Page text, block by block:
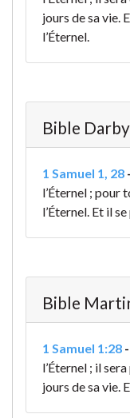
jours de sa vie.
l’Éternel.
Bible Darby
1 Samuel 1, 28 -
l’Éternel ; pour
l’Éternel. Et il
Bible
1 Samuel 1:28 -
l’Éternel ; il
jours de sa vie.